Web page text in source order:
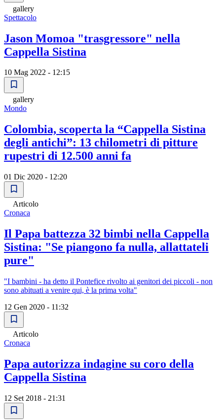
gallery
Spettacolo
Jason Momoa "trasgressore" nella
Cappella Sistina
10 Mag 2022 - 12:15
gallery
Mondo
Colombia, scoperta la “Cappella Sistina
degli antichi”: 13 chilometri di pitture
rupestri di 12.500 anni fa
01 Dic 2020 - 12:20
Articolo
Cronaca
Il Papa battezza 32 bimbi nella Cappella
Sistina: "Se piangono fa nulla, allattateli
pure"
"I bambini - ha detto il Pontefice rivolto ai genitori dei piccoli - non
sono abituati a venire qui, è la prima volta"
12 Gen 2020 - 11:32
Articolo
Cronaca
Papa autorizza indagine su coro della
Cappella Sistina
12 Set 2018 - 21:31